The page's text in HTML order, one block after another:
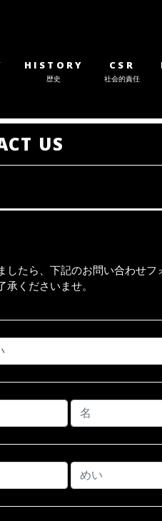
HISTORY
歴史
CSR
社会的責任
US
たら、下記のお問い合わせフ
くださいませ。